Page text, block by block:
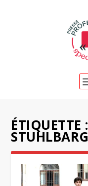
ÉTIQUETTE :
STUHLBARG